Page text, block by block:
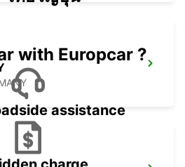
with Europcar ?
assistance